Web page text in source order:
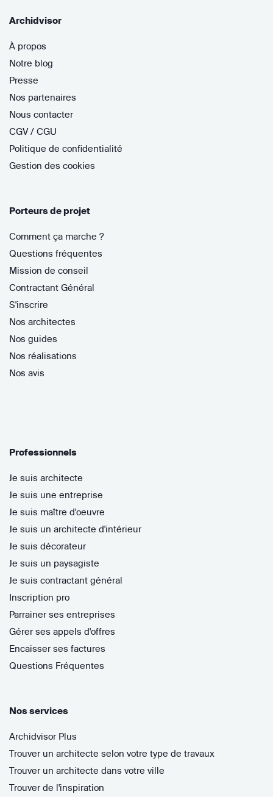
Archidvisor
À propos
Notre blog
Presse
Nos partenaires
Nous contacter
CGV / CGU
Politique de confidentialité
Gestion des cookies
Porteurs de projet
Comment ça marche ?
Questions fréquentes
Mission de conseil
Contractant Général
S'inscrire
Nos architectes
Nos guides
Nos réalisations
Nos avis
Professionnels
Je suis architecte
Je suis une entreprise
Je suis maître d'oeuvre
Je suis un architecte d'intérieur
Je suis décorateur
Je suis un paysagiste
Je suis contractant général
Inscription pro
Parrainer ses entreprises
Gérer ses appels d'offres
Encaisser ses factures
Questions Fréquentes
Nos services
Archidvisor Plus
Trouver un architecte selon votre type de travaux
Trouver un architecte dans votre ville
Trouver de l'inspiration